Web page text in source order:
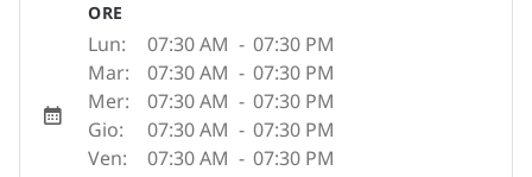
ORE
Lun: 07:30 AM - 07:30 PM
Mar:
07:30 AM - 07:30 PM
Mer:
07:30 AM - 07:30 PM
Gio:
07:30 AM - 07:30 PM
Ven:
07:30 AM - 07:30 PM